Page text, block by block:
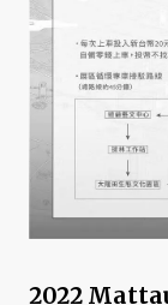
2022